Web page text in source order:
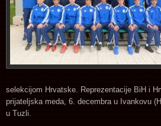
selekcijom Hrvatske. Reprezentacije BiH i
prijateljska meda, 6. decembra u Ivankovu
u Tuzli.